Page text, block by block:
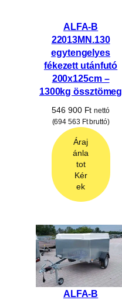
ALFA-B
22013MN.130
egytengelyes
fékezett utánfutó
200x125cm –
1300kg össztömeg
546 900 Ft nettó
(694 563 Ftbruttó)
Áraj
ánla
tot
Kér
ek
ALFA-B